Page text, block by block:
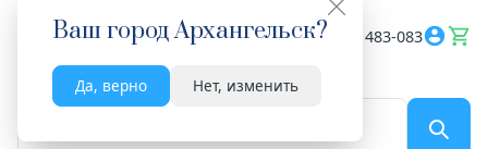
Ваш городАрхангельск?
Да, верно Нет, изменить
Весь сайт 8182 483-083